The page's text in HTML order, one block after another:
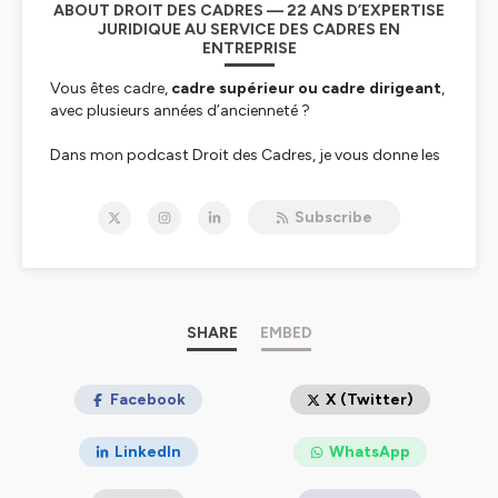
ABOUT DROIT DES CADRES — 22 ANS D’EXPERTISE
JURIDIQUE AU SERVICE DES CADRES EN
ENTREPRISE
Vous êtes cadre, cadre supérieur ou cadre dirigeant,
avec plusieurs années d’ancienneté ?
Dans mon podcast Droit des Cadres, je vous donne les
sexuel) ou discrimination (âge, grossesse…) ;
depuis plus de 22 ans pour le conseil des cadres et
Chaque mardi, je décrypte pour
négociation de départ, rupture conventionnelle,
licenciement, clause de non-concurrence… Il est
essentiel que vous connaissiez vos droits.
Subscribe
SHARE EMBED
Facebook X (Twitter)
LinkedIn WhatsApp